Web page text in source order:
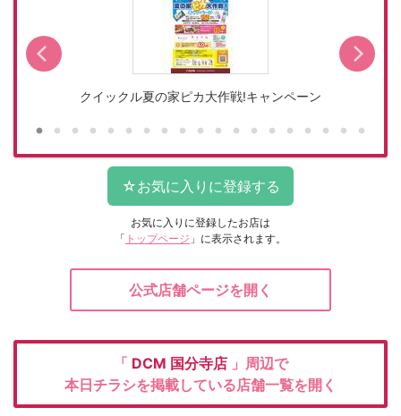
クイックル夏の家ピカ大作戦!キャンペーン
お気に入りに登録したお店は
「 トップページ 」に表示されます。
公式店舗ページを開く
「 DCM 国分寺店 」周辺で
本日チラシを掲載している店舗一覧を開く